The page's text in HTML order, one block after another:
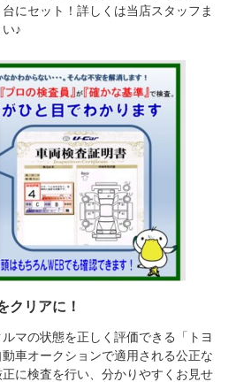
にセット！詳しくは当店スタッフま
♪
クリアに！
マの状態を正しく評価できる「トヨ
車オークションで適用される公正な
に検査を行い、分かりやすくお見せ